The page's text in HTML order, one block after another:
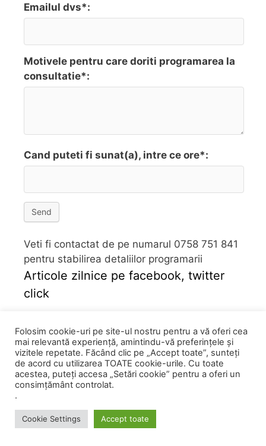
Emailul dvs*:
Motivele pentru care doriti programarea la
consultatie*:
Cand puteti fi sunat(a), intre ce ore*:
Send
Veti fi contactat de pe numarul 0758 751 841
pentru stabilirea detaliilor programarii
Articole zilnice pe facebook, twitter
click
Arhiva
Folosim cookie-uri pe site-ul nostru pentru a vă oferi cea
mai relevantă experiență, amintindu-vă preferințele și
vizitele repetate. Făcând clic pe „Accept toate”, sunteți
de acord cu utilizarea TOATE cookie-urile. Cu toate
acestea, puteți accesa „Setări cookie” pentru a oferi un
consimțământ controlat.
.
Cookie Settings Accept toate
PROGRAMARI